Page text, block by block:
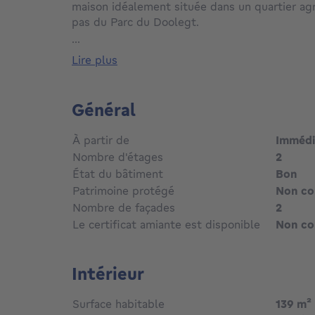
maison idéalement située dans un quartier
pas du Parc du Doolegt.
Cette maison se compose de deux chambres,
dressing, offrant un cadre de vie confortable
Au rez-de-chaussée, vous découvrirez un
manger et cuisine ouverte donnant sur la cour
espace de vie convivial et baigné de lumière.
qu’un WC séparé.
Au premier étage, la maison offre deux
salle de douche avec WC.
Idéalement située, cette maison se trouve à
des transports en commun et des écoles,
...
lire plus
Général
À partir de
Nombre d'étages
2
État du bâtiment
Bon
Patrimoine protégé
Non
Nombre de façades
2
Le certificat amiante est disponible
Non
Intérieur
Surface habitable 139 m²